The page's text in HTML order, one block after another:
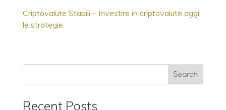
Criptovalute Stabili – Investire in criptovalute oggi:
le strategie
Recent Posts